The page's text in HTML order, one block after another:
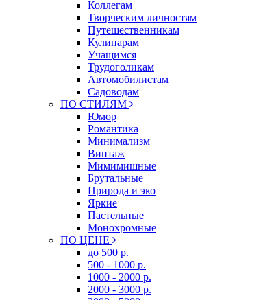
Коллегам
Творческим личностям
Путешественникам
Кулинарам
Учащимся
Трудоголикам
Автомобилистам
Садоводам
ПО СТИЛЯМ
Юмор
Романтика
Минимализм
Винтаж
Мимимишные
Брутальные
Природа и эко
Яркие
Пастельные
Монохромные
ПО ЦЕНЕ
до 500 р.
500 - 1000 р.
1000 - 2000 р.
2000 - 3000 р.